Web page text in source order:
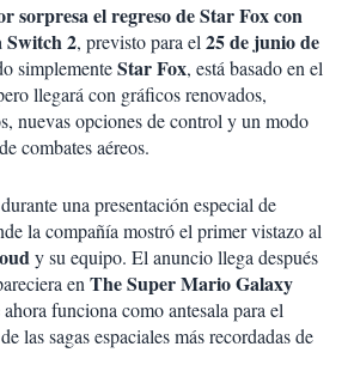
sorpresa el regreso de Star Fox con
Switch 2, previsto para el25 de junio de
simplementeStar Fox, está basado en el
llegará con gráficos renovados,
nuevas opciones de control y un modo
combates aéreos.
una presentación especial de
la compañía mostró el primer vistazo al
y su equipo. El anuncio llega después
enThe Super Mario Galaxy
funciona como antesala para el
las sagas espaciales más recordadas de